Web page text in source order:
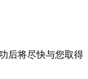
后将尽快与您取得